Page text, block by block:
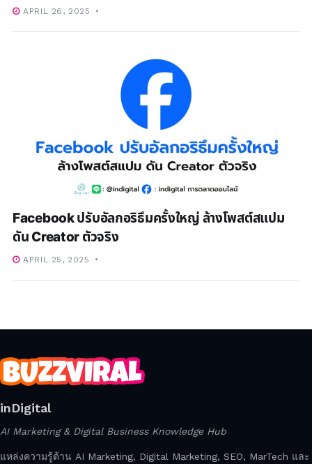
APRIL 26, 2025
Facebook ปรับอัลกอริธึมครั้งใหญ่ ล้างโพสต์สแปม
ดัน Creator ตัวจริง
APRIL 25, 2025
inDigital
AI Marketing & Digital Business Knowledge Hub
แหล่งความรู้ด้าน AI Marketing, Digital Marketing, SEO, MarTech และ